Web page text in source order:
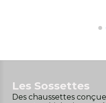
Les Sossettes
Des chaussettes